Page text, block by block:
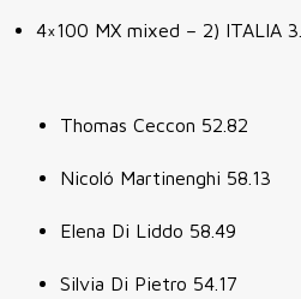
4×100 MX mixed – 2) ITALIA
Thomas Ceccon 52.82
Nicoló Martinenghi 58.13
Elena Di Liddo 58.49
Silvia Di Pietro 54.17